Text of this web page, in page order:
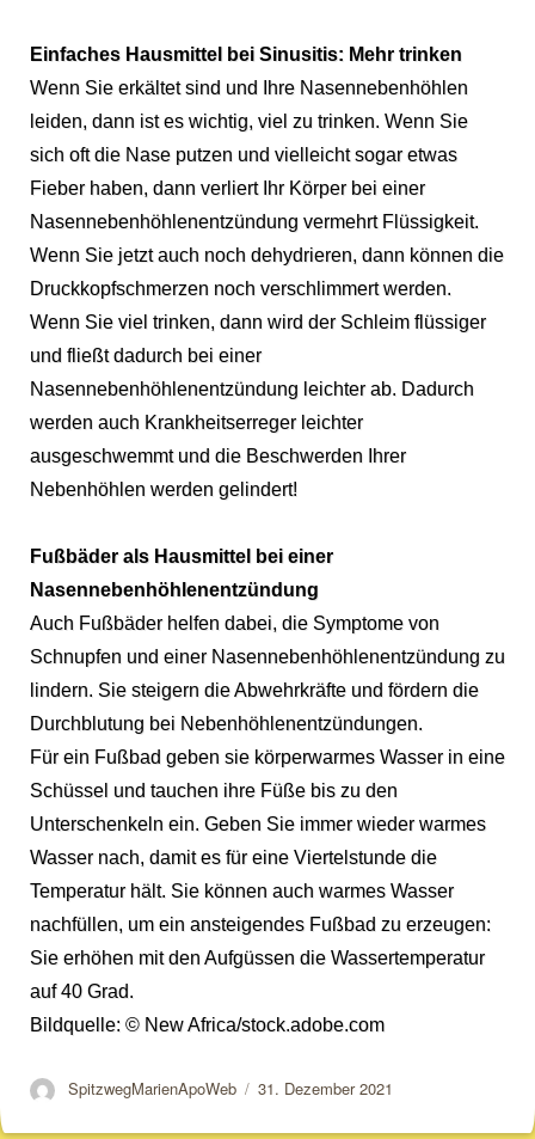
Einfaches Hausmittel bei Sinusitis: Mehr trinken
Wenn Sie erkältet sind und Ihre Nasennebenhöhlen
leiden, dann ist es wichtig, viel zu trinken. Wenn Sie
sich oft die Nase putzen und vielleicht sogar etwas
Fieber haben, dann verliert Ihr Körper bei einer
Nasennebenhöhlenentzündung vermehrt Flüssigkeit.
Wenn Sie jetzt auch noch dehydrieren, dann können die
Druckkopfschmerzen noch verschlimmert werden.
Wenn Sie viel trinken, dann wird der Schleim flüssiger
und fließt dadurch bei einer
Nasennebenhöhlenentzündung leichter ab. Dadurch
werden auch Krankheitserreger leichter
ausgeschwemmt und die Beschwerden Ihrer
Nebenhöhlen werden gelindert!
Fußbäder als Hausmittel bei einer
Nasennebenhöhlenentzündung
Auch Fußbäder helfen dabei, die Symptome von
Schnupfen und einer Nasennebenhöhlenentzündung zu
lindern. Sie steigern die Abwehrkräfte und fördern die
Durchblutung bei Nebenhöhlenentzündungen.
Für ein Fußbad geben sie körperwarmes Wasser in eine
Schüssel und tauchen ihre Füße bis zu den
Unterschenkeln ein. Geben Sie immer wieder warmes
Wasser nach, damit es für eine Viertelstunde die
Temperatur hält. Sie können auch warmes Wasser
nachfüllen, um ein ansteigendes Fußbad zu erzeugen:
Sie erhöhen mit den Aufgüssen die Wassertemperatur
auf 40 Grad.
Bildquelle: © New Africa/stock.adobe.com
Autor
SpitzwegMarienApoWeb
Veröffentlicht
31. Dezember 2021